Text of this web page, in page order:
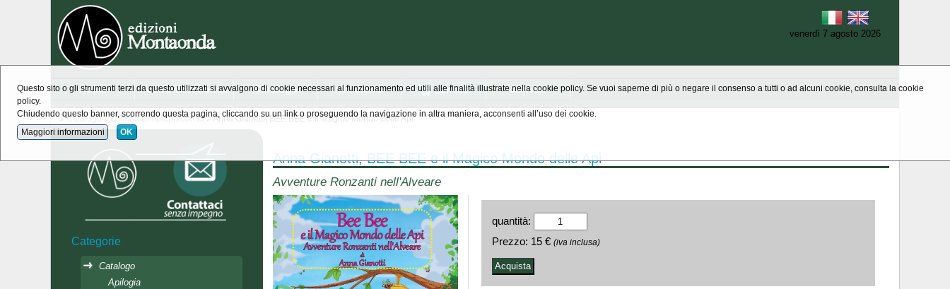
venerdì 7 agosto 2026
Home novità Montaonda Catalogo Chi siamo Scrivici
»Catalogo »collana Bimbiapiebombi » Anna Gianotti, BEE BEE e il Magico Mondo delle Api
Anna Gianotti, BEE BEE e il Magico Mondo delle Api
Avventure Ronzanti nell'Alveare
quantità:
Prezzo: 15 € (iva inclusa)
Categorie
Catalogo
Apilogia
Questo sito o gli strumenti terzi da questo utilizzati si avvalgono di cookie necessari al funzionamento ed utili alle finalità illustrate nella cookie policy. Se vuoi saperne di più o negare il consenso a tutti o ad alcuni cookie, consulta la cookie
policy.
Chiudendo questo banner, scorrendo questa pagina, cliccando su un link o proseguendo la navigazione in altra maniera, acconsenti all’uso dei cookie.
Maggiori informazioni OK